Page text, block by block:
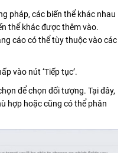
pháp, các biến thể khác nhau
thể khác được thêm vào.
cáo có thể tùy thuộc vào các
vào nút ‘Tiếp tục’.
để chọn đối tượng. Tại đây,
hợp hoặc cũng có thể phân